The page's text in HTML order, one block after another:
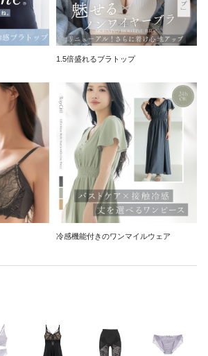
1.5倍盛れるブラトップ
冷感機能付きのワンマイルウェア